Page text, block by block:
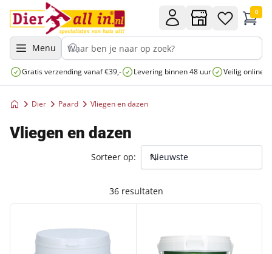
Menu
0
Gratis verzending vanaf €39,- Levering binnen 48 uur Veilig online
Dier Paard Vliegen en dazen
Vliegen en dazen
36 resultaten
Sorteer op: